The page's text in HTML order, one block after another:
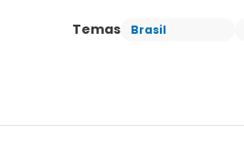
Temas Brasil